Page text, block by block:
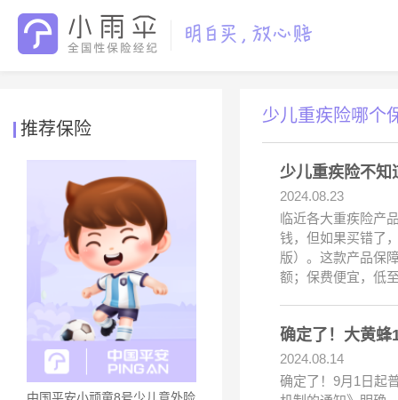
推荐保险
少儿重疾险哪个
少儿重疾险不知
2024.08.23
临近各大重疾险产
钱，但如果买错了
版）。这款产品保
额；保费便宜，低
确定了！大黄蜂
2024.08.14
确定了！9月1日起